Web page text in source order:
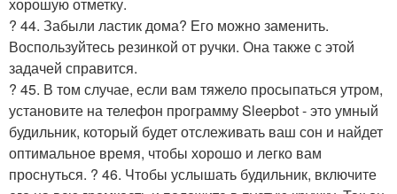
? 44. Забыли ластик дома? Его можно заменить.
Воспользуйтесь резинкой от ручки. Она также с этой
задачей справится.
? 45. В том случае, если вам тяжело просыпаться утром,
установите на телефон программу Sleepbot - это умный
будильник, который будет отслеживать ваш сон и найдет
оптимальное время, чтобы хорошо и легко вам
проснуться. ? 46. Чтобы услышать будильник, включите